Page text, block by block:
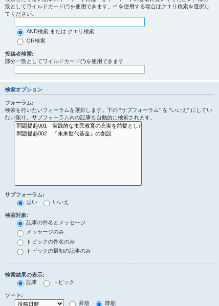
致としてワイルドカード(*)を使用できます。-* を使用する場合はクエリ検索を選択し
てください。
AND検索 または クエリ検索
OR検索
投稿者検索:
部分一致としてワイルドカード(*)を使用できます
検索オプション
フォーラム:
検索を行いたいフォーラムを選択します。下の “サブフォーラム” を “いいえ” にしてい
ない限り、サブフォーラム内の記事も自動的に検索されます。
サブフォーラム:
はい
いいえ
検索対象:
記事の件名とメッセージ
メッセージのみ
トピックの件名のみ
トピックの最初の記事のみ
検索結果の表示:
記事
トピック
ソート:
昇順
降順